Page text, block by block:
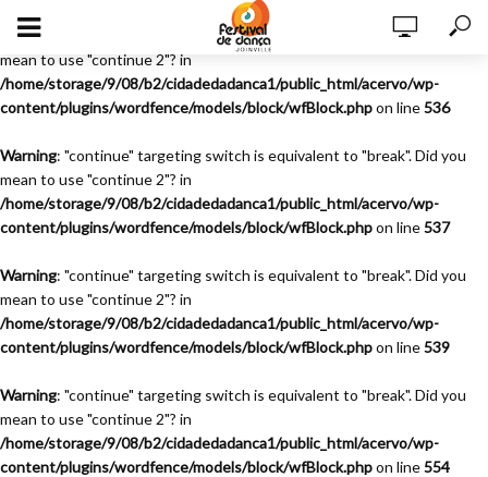
Warning
: "continue" targeting switch is equivalent to "break". Did you
mean to use "continue 2"? in
/home/storage/9/08/b2/cidadedadanca1/public_html/acervo/wp-
content/plugins/wordfence/models/block/wfBlock.phpon line536
Warning: "continue" targeting switch is equivalent to "break". Did you
mean to use "continue 2"? in
/home/storage/9/08/b2/cidadedadanca1/public_html/acervo/wp-
content/plugins/wordfence/models/block/wfBlock.phpon line537
Warning: "continue" targeting switch is equivalent to "break". Did you
mean to use "continue 2"? in
/home/storage/9/08/b2/cidadedadanca1/public_html/acervo/wp-
content/plugins/wordfence/models/block/wfBlock.phpon line539
Warning: "continue" targeting switch is equivalent to "break". Did you
mean to use "continue 2"? in
/home/storage/9/08/b2/cidadedadanca1/public_html/acervo/wp-
content/plugins/wordfence/models/block/wfBlock.phpon line554